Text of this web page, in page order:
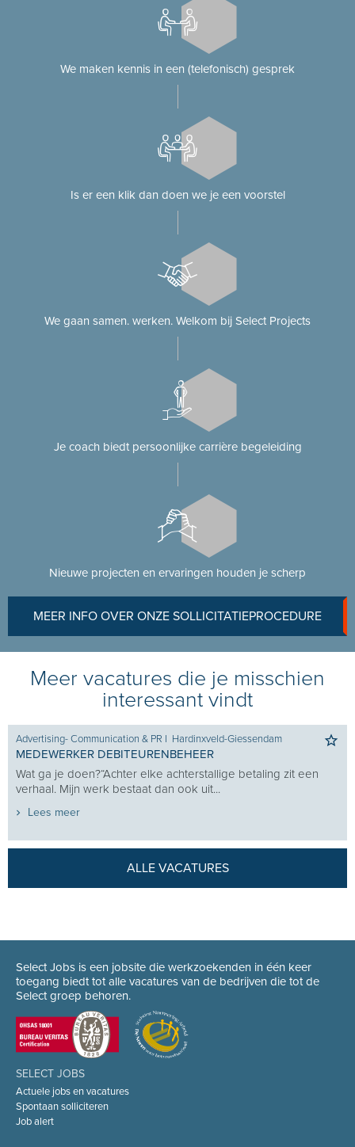
We maken kennis in een (telefonisch) gesprek
Is er een klik dan doen we je een voorstel
We gaan samen. werken. Welkom bij Select Projects
Je coach biedt persoonlijke carrière begeleiding
Nieuwe projecten en ervaringen houden je scherp
MEER INFO OVER ONZE SOLLICITATIEPROCEDURE
Meer vacatures die je misschien
interessant vindt
Advertising- Communication & PR I Hardinxveld-Giessendam
MEDEWERKER DEBITEURENBEHEER
Wat ga je doen?“Achter elke achterstallige betaling zit een
verhaal. Mijn werk bestaat dan ook uit...
Lees meer
ALLE VACATURES
Select Jobs is een jobsite die werkzoekenden in één keer
toegang biedt tot alle vacatures van de bedrijven die tot de
Select groep behoren.
SELECT JOBS
Actuele jobs en vacatures
Spontaan solliciteren
Job alert